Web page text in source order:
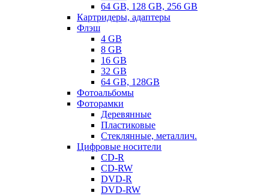
64 GB, 128 GB, 256 GB
Картридеры, адаптеры
Флэш
4 GB
8 GB
16 GB
32 GB
64 GB, 128GB
Фотоальбомы
Фоторамки
Деревянные
Пластиковые
Стеклянные, металлич.
Цифровые носители
CD-R
CD-RW
DVD-R
DVD-RW